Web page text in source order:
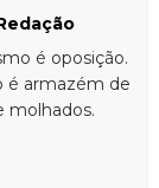
é oposição.
é armazém de
molhados.